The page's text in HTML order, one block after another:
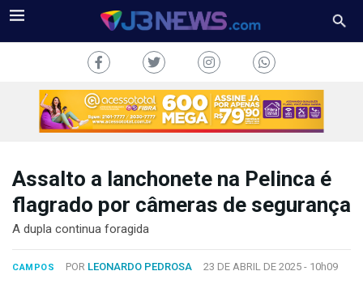
Assalto a lanchonete na Pelinca é
flagrado por câmeras de segurança
A dupla continua foragida
CAMPOS POR LEONARDO PEDROSA 23 DE ABRIL DE 2025 - 10h09